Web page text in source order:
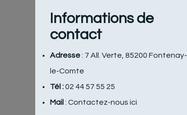
Informations de
contact
Adresse: 7 All. Verte, 85200 Fontenay-
le-Comte
Tél :02 44 57 55 25
Mail : Contactez-nous ici